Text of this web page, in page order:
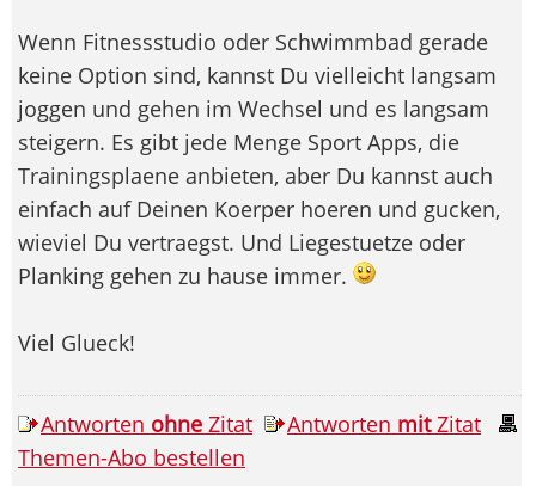
Wenn Fitnessstudio oder Schwimmbad gerade
keine Option sind, kannst Du vielleicht langsam
joggen und gehen im Wechsel und es langsam
steigern. Es gibt jede Menge Sport Apps, die
Trainingsplaene anbieten, aber Du kannst auch
einfach auf Deinen Koerper hoeren und gucken,
wieviel Du vertraegst. Und Liegestuetze oder
Planking gehen zu hause immer.
Viel Glueck!
Antworten ohne Zitat Antworten mitZitat
Themen-Abo bestellen